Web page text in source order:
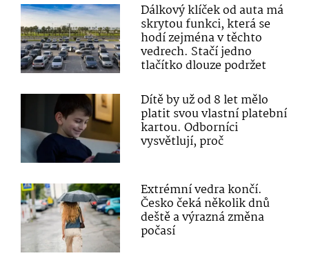
Dálkový klíček od auta má
skrytou funkci, která se
hodí zejména v těchto
vedrech. Stačí jedno
tlačítko dlouze podržet
Dítě by už od 8 let mělo
platit svou vlastní platební
kartou. Odborníci
vysvětlují, proč
Extrémní vedra končí.
Česko čeká několik dnů
deště a výrazná změna
počasí